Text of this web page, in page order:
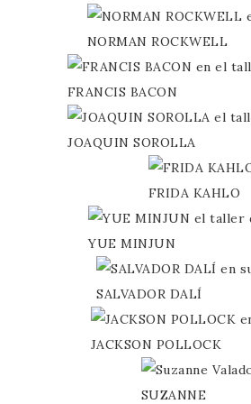
NORMAN ROCKWELL
FRANCIS BACON
JOAQUIN SOROLLA
FRIDA KAHLO
YUE MINJUN
SALVADOR DALÍ
JACKSON POLLOCK
SUZANNE